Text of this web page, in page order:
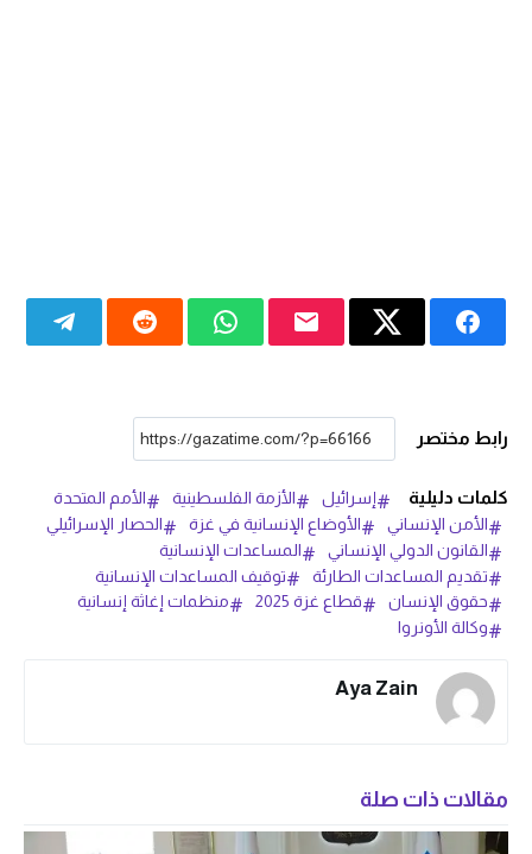
رابط مختصر
كلمات دليلية إسرائيل الأزمة الفلسطينية
الأمم المتحدة
الأمن الإنساني
الأوضاع الإنسانية في غزة
الحصار الإسرائيلي
القانون الدولي الإنساني
المساعدات الإنسانية
تقديم المساعدات الطارئة
توقيف المساعدات الإنسانية
حقوق الإنسان
قطاع غزة 2025
منظمات إغاثة إنسانية
وكالة الأونروا
Aya Zain
مقالات ذات صلة